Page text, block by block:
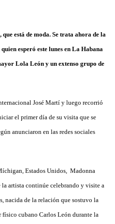
está de moda. Se trata ahora de la
esperó este lunes en La Habana
Lola León y un extenso grupo de
José Martí y luego recorrió
el primer día de su visita que se
anunciaron en las redes sociales
Estados Unidos, Madonna
artista continúe celebrando y visite a
nacida de la relación que sostuvo la
cubano Carlos León durante la